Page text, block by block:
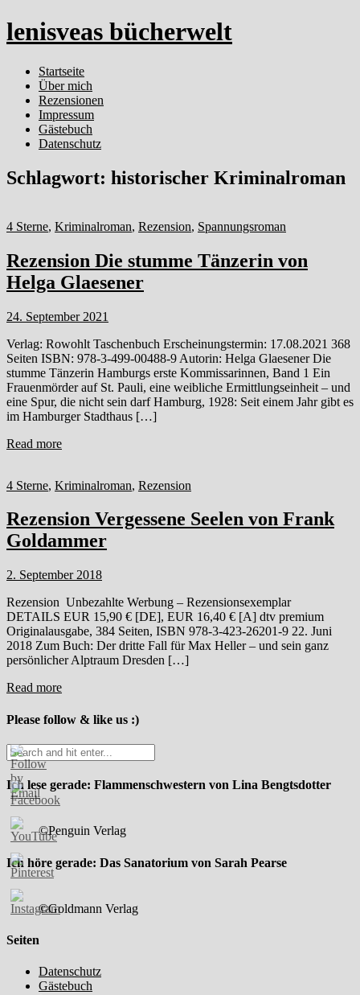
lenisveas bücherwelt
Startseite
Über mich
Rezensionen
Impressum
Gästebuch
Datenschutz
Schlagwort: historischer Kriminalroman
4 Sterne, Kriminalroman, Rezension, Spannungsroman
Rezension Die stumme Tänzerin von
Helga Glaesener
24. September 2021
Verlag: Rowohlt Taschenbuch Erscheinungstermin: 17.08.2021 368
Seiten ISBN: 978-3-499-00488-9 Autorin: Helga Glaesener Die
stumme Tänzerin Hamburgs erste Kommissarinnen, Band 1 Ein
Frauenmörder auf St. Pauli, eine weibliche Ermittlungseinheit – und
eine Spur, die nicht sein darf Hamburg, 1928: Seit einem Jahr gibt es
im Hamburger Stadthaus […]
Read more
4 Sterne, Kriminalroman, Rezension
Rezension Vergessene Seelen von Frank
Goldammer
2. September 2018
Rezension Unbezahlte Werbung – Rezensionsexemplar
DETAILS EUR 15,90 € [DE], EUR 16,40 € [A] dtv premium
Originalausgabe, 384 Seiten, ISBN 978-3-423-26201-9 22. Juni
2018 Zum Buch: Der dritte Fall für Max Heller – und sein ganz
persönlicher Alptraum Dresden […]
Read more
Please follow & like us :)
Ich lese gerade: Flammenschwestern von Lina Bengtsdotter
©Penguin Verlag
Ich höre gerade: Das Sanatorium von Sarah Pearse
©Goldmann Verlag
Seiten
Datenschutz
Gästebuch